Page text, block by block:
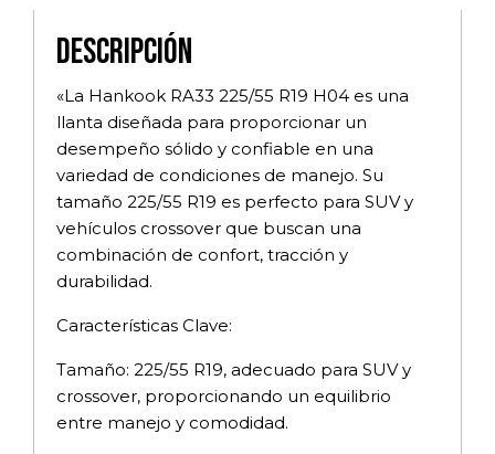
Descripción
«La Hankook RA33 225/55 R19 H04 es una
llanta diseñada para proporcionar un
desempeño sólido y confiable en una
variedad de condiciones de manejo. Su
tamaño 225/55 R19 es perfecto para SUV y
vehículos crossover que buscan una
combinación de confort, tracción y
durabilidad.
Características Clave:
Tamaño: 225/55 R19, adecuado para SUV y
crossover, proporcionando un equilibrio
entre manejo y comodidad.